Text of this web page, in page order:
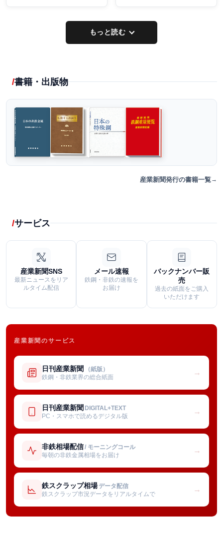
もっと読む
書籍・出版物
産業新聞発行の書籍一覧
サービス
産業新聞SNS
最新ニュースをリア
ルタイム配信
メール速報
鉄鋼・非鉄の速報を
お届け
バックナンバー販
売
過去の紙面をご購入
いただけます
産業新聞のサービス
日刊産業新聞 （紙版）
鉄鋼・非鉄業界の総合紙面
→
日刊産業新聞 DIGITAL+TEXT
PC・スマホで読めるデジタル版
→
非鉄相場配信/ モーニングコール
毎朝の非鉄金属相場をお届け
→
鉄スクラップ相場 データ配信
鉄スクラップ市況データをリアルタイムで
→